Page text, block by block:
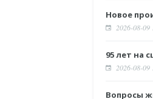
Новое
2026-08-09
95 лет на
2026-08-09
Вопросы